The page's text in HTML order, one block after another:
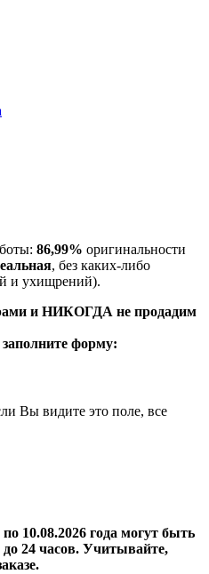
86,99% оригинальности
, без каких-либо
и ухищрений).
и НИКОГДА не продадим
форму:
Вы видите это поле, все
10.08.2026 года могут быть
24 часов. Учитывайте,